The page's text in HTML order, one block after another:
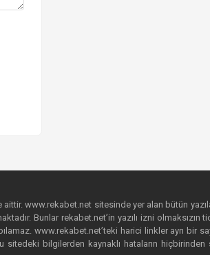
www.rekabet.net sitesinde yer alan bütün
Bunlar rekabet.net’in yazılı izni olmaksızın
www.rekabet.net’teki harici linkler ayrı bir
bilgilerden kaynaklı hataların